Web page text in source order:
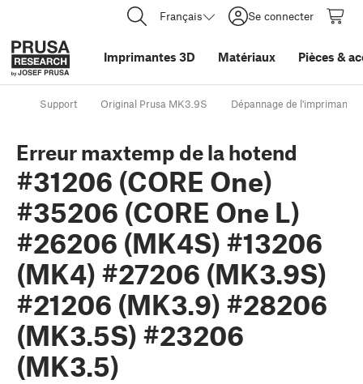
Français Se connecter
Imprimantes 3D Matériaux Pièces &
Support Original Prusa MK3.9S Dépannage de l'imprimante
Erreur maxtemp de la hotend
#31206 (CORE One)
#35206 (CORE One L)
#26206 (MK4S) #13206
(MK4) #27206 (MK3.9S)
#21206 (MK3.9) #28206
(MK3.5S) #23206
(MK3.5)